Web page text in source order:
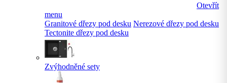
Otevřít
menu
Granitové dřezy pod desku Nerezové dřezy pod desku
Tectonite dřezy pod desku
Zvýhodněné sety